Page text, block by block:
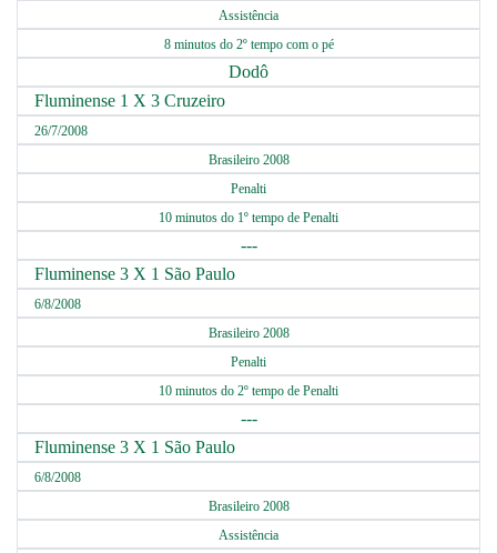
Assistência
8 minutos do 2º tempo com o pé
Dodô
Fluminense 1 X 3 Cruzeiro
26/7/2008
Brasileiro 2008
Penalti
10 minutos do 1º tempo de Penalti
---
Fluminense 3 X 1 São Paulo
6/8/2008
Brasileiro 2008
Penalti
10 minutos do 2º tempo de Penalti
---
Fluminense 3 X 1 São Paulo
6/8/2008
Brasileiro 2008
Assistência